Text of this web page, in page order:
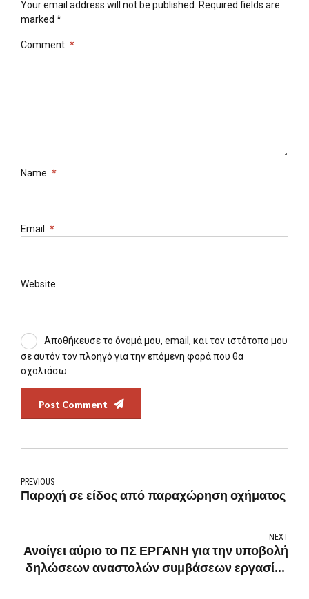
Your email address will not be published. Required fields are
marked *
Comment *
Name *
Email *
Website
Αποθήκευσε το όνομά μου, email, και τον ιστότοπο μου
σε αυτόν τον πλοηγό για την επόμενη φορά που θα
σχολιάσω.
Post Comment
PREVIOUS
Παροχή σε είδος από παραχώρηση οχήματος
NEXT
Ανοίγει αύριο το ΠΣ ΕΡΓΑΝΗ για την υποβολή
δηλώσεων αναστολών συμβάσεων εργασίας